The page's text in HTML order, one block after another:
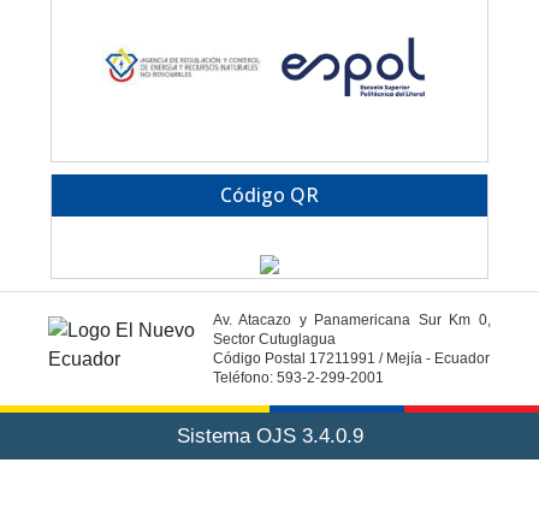
Código QR
Av. Atacazo y Panamericana Sur Km 0,
Sector Cutuglagua
Código Postal 17211991 / Mejía - Ecuador
Teléfono: 593-2-299-2001
Sistema OJS 3.4.0.9